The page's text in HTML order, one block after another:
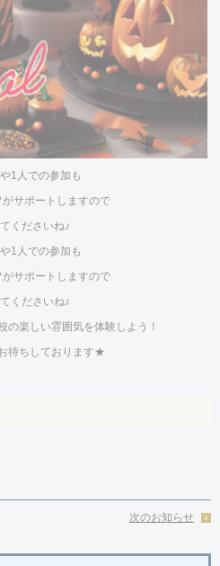
1人での参加も
サポートしますので
くださいね♪
1人での参加も
サポートしますので
くださいね♪
の楽しい雰囲気を体験しよう！
待ちしております★
次のお知らせ